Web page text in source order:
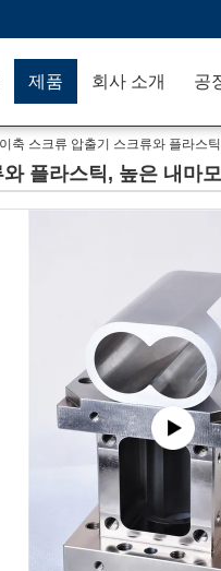
제품 회사 소개 공
이축 스크류 압출기 스크류와 플라스
플라스틱, 높은 내마